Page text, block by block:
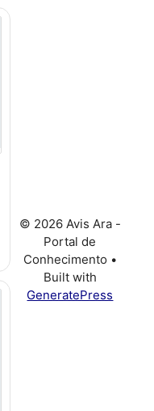
© 2026 Avis Ara -
Portal de
Conhecimento •
Built with
GeneratePress